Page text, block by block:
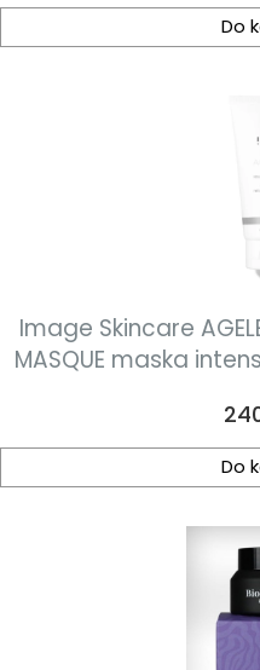
Do
Image Skincare
MASQUE maska
Do